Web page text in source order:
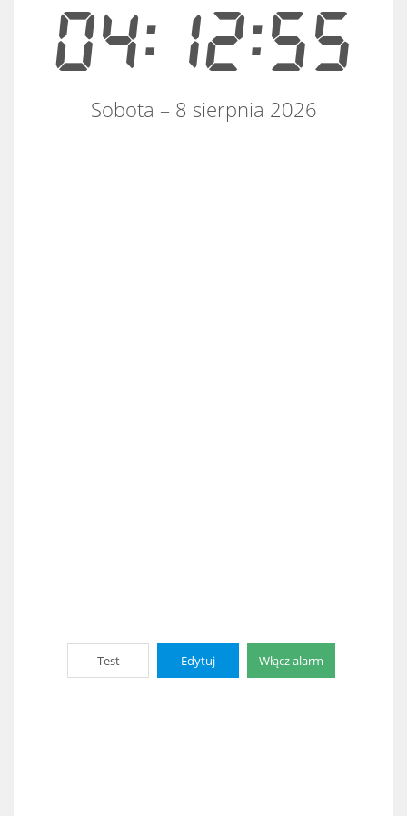
04:12:56
Sobota – 8 sierpnia 2026
Test Edytuj Włącz alarm